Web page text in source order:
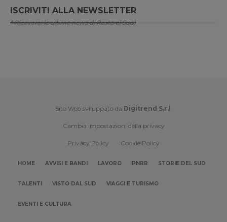
ISCRIVITI ALLA NEWSLETTER
* Riceverai le ultime news di Resto al Sud!
Sito Web sviluppato da Digitrend S.r.l .
Cambia impostazioni della privacy
Privacy Policy Cookie Policy
HOME AVVISI E BANDI LAVORO PNRR STORIE DEL SUD
TALENTI VISTO DAL SUD VIAGGI E TURISMO
EVENTI E CULTURA